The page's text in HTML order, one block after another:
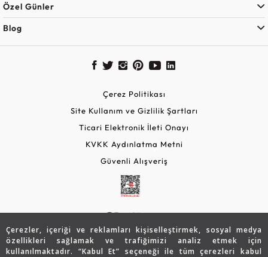
Çerezler, içeriği ve reklamları kişiselleştirmek, sosyal medya
özellikleri sağlamak ve trafiğimizi analiz etmek için
kullanılmaktadır. “Kabul Et” seçeneği ile tüm çerezleri kabul
Özel Günler
Blog
Çerez Politikası
Site Kullanım ve Gizlilik Şartları
Ticari Elektronik İleti Onayı
KVKK Aydınlatma Metni
Güvenli Alışveriş